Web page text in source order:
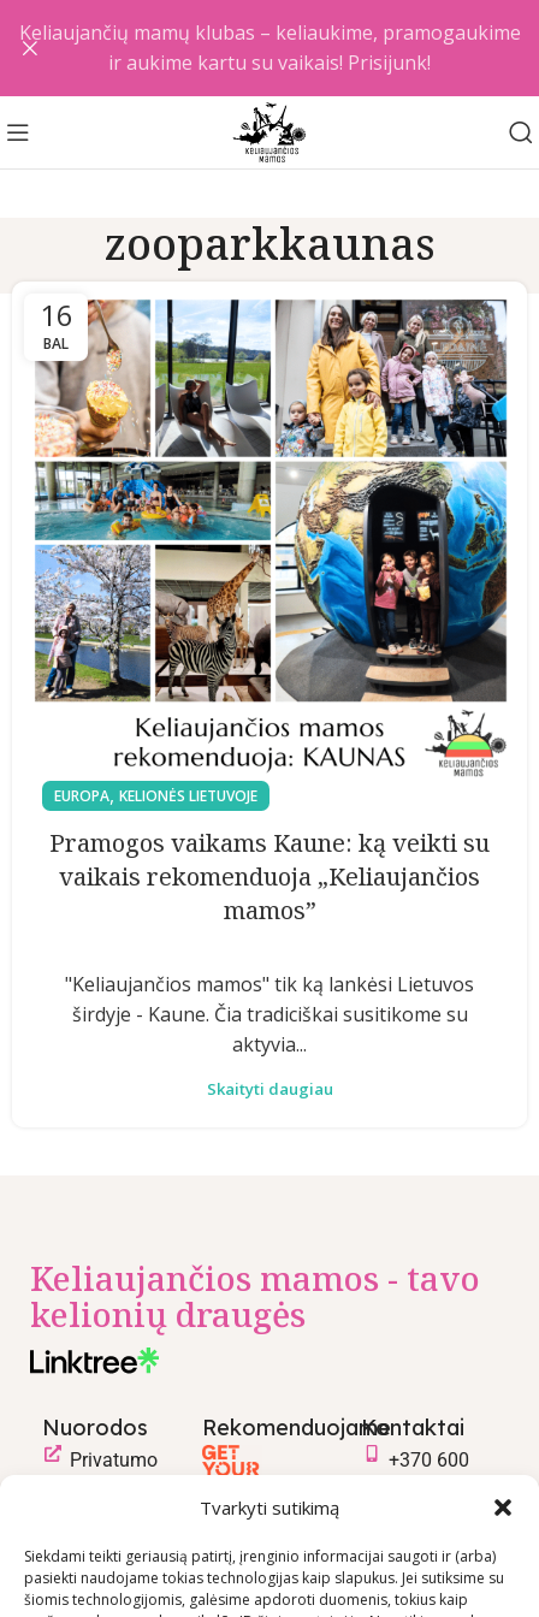
Tvarkyti sutikimą
Siekdami teikti geriausią patirtį, įrenginio informacijai saugoti ir (arba)
pasiekti naudojame tokias technologijas kaip slapukus. Jei sutiksime su
šiomis technologijomis, galėsime apdoroti duomenis, tokius kaip
zooparkkaunas
16
BAL
EUROPA, KELIONĖS LIETUVOJE
Pramogos vaikams Kaune: ką veikti su
vaikais rekomenduoja „Keliaujančios
mamos”
"Keliaujančios mamos" tik ką lankėsi Lietuvos
širdyje - Kaune. Čia tradiciškai susitikome su
aktyvia...
Skaityti daugiau
Keliaujančios mamos - tavo
kelionių draugės
Nuorodos
Privatumo
pirkimo –
pardavimo
taisyklės
RekomenduojameKontaktai
+370 600
Keliaujančių mamų klubas – keliaukime, pramogaukime
ir aukime kartu su vaikais! Prisijunk!